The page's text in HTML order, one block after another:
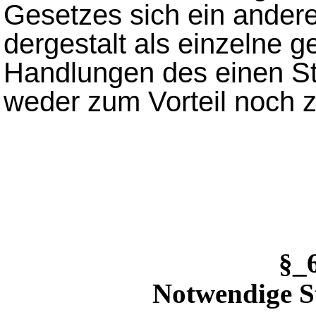
Gesetzes sich ein
dergestalt als einzelne
Handlungen des einen
weder zum Vorteil noch
Notwendige